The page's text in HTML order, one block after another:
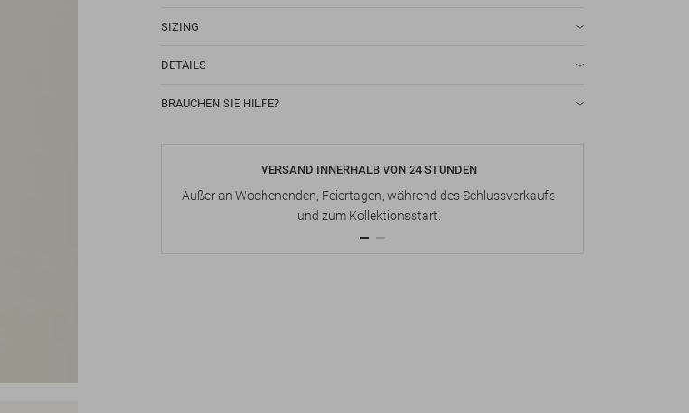
SIZING
DETAILS
BRAUCHEN SIE HILFE?
VERSAND INNERHALB VON 24 STUNDEN
Außer an Wochenenden, Feiertagen, während des Schlussverkaufs
und zum Kollektionsstart.